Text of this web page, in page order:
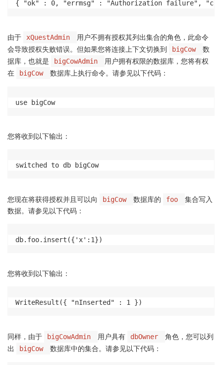
{ "ok" : 0, "errmsg" : "Authorization failure",
由于 xQuestAdmin
用户不拥有授权其列出集合的角色，此命令
会导致授权失败错误。但如果您将连接上下文切换到
bigCow
数
据库，也就是
bigCowAdmin
用户拥有权限的数据库，您将有权
在
bigCow 数据库上执行命令。请参见以下代码：
use bigCow
您将收到以下输出：
switched to db bigCow
您现在将获得授权并且可以向 bigCow 数据库的 foo
集合写入
数据。请参见以下代码：
db.foo.insert({'x':1})
您将收到以下输出：
WriteResult({ "nInserted" : 1 })
同样，由于 bigCowAdmin 用户具有 dbOwner
角色，您可以列
出
bigCow 数据库中的集合。请参见以下代码：